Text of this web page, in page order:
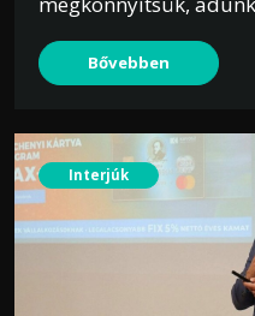
Bővebben
Interjúk